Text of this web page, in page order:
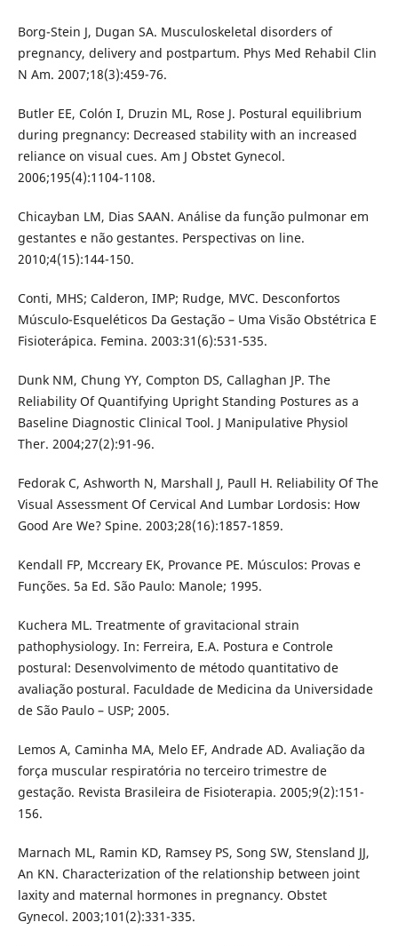
Borg-Stein J, Dugan SA. Musculoskeletal disorders of
pregnancy, delivery and postpartum. Phys Med Rehabil Clin
N Am. 2007;18(3):459-76.
Butler EE, Colón I, Druzin ML, Rose J. Postural equilibrium
during pregnancy: Decreased stability with an increased
reliance on visual cues. Am J Obstet Gynecol.
2006;195(4):1104-1108.
Chicayban LM, Dias SAAN. Análise da função pulmonar em
gestantes e não gestantes. Perspectivas on line.
2010;4(15):144-150.
Conti, MHS; Calderon, IMP; Rudge, MVC. Desconfortos
Músculo-Esqueléticos Da Gestação – Uma Visão Obstétrica E
Fisioterápica. Femina. 2003:31(6):531-535.
Dunk NM, Chung YY, Compton DS, Callaghan JP. The
Reliability Of Quantifying Upright Standing Postures as a
Baseline Diagnostic Clinical Tool. J Manipulative Physiol
Ther. 2004;27(2):91-96.
Fedorak C, Ashworth N, Marshall J, Paull H. Reliability Of The
Visual Assessment Of Cervical And Lumbar Lordosis: How
Good Are We? Spine. 2003;28(16):1857-1859.
Kendall FP, Mccreary EK, Provance PE. Músculos: Provas e
Funções. 5a Ed. São Paulo: Manole; 1995.
Kuchera ML. Treatmente of gravitacional strain
pathophysiology. In: Ferreira, E.A. Postura e Controle
postural: Desenvolvimento de método quantitativo de
avaliação postural. Faculdade de Medicina da Universidade
de São Paulo – USP; 2005.
Lemos A, Caminha MA, Melo EF, Andrade AD. Avaliação da
força muscular respiratória no terceiro trimestre de
gestação. Revista Brasileira de Fisioterapia. 2005;9(2):151-
156.
Marnach ML, Ramin KD, Ramsey PS, Song SW, Stensland JJ,
An KN. Characterization of the relationship between joint
laxity and maternal hormones in pregnancy. Obstet
Gynecol. 2003;101(2):331-335.